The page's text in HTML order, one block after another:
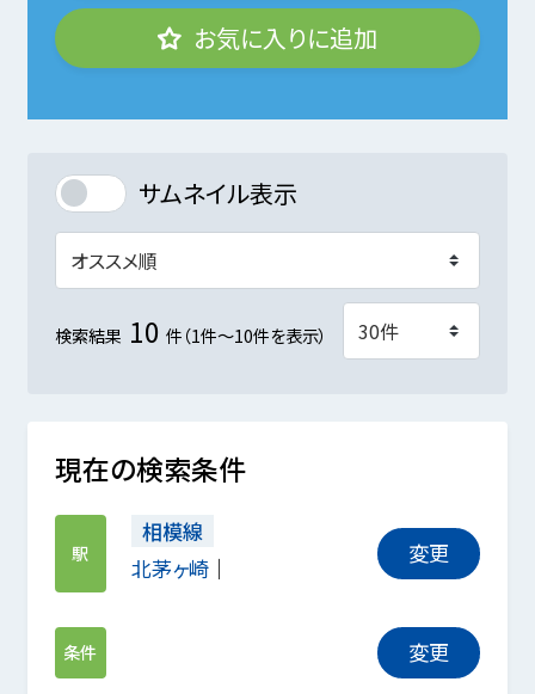
お気に入りに追加
サムネイル表示
検索結果 10 件（1件～10件を表示）
現在の検索条件
駅
相模線
北茅ヶ崎
変更
条件 変更